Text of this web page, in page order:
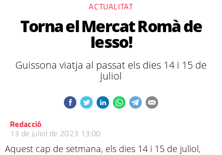
ACTUALITAT
Torna el Mercat Romà de
Iesso!
Guissona viatja al passat els dies 14 i 15 de
juliol
Redacció
13 de juliol de 2023 13:00
Aquest cap de setmana, els dies 14 i 15 de juliol,